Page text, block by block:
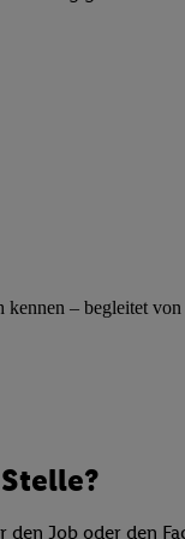
– begleitet
Job oder den
Zwecke
Informationen,
Verwendung